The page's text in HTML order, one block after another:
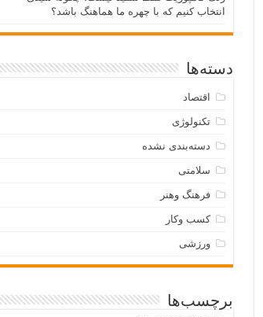
انتخاب کنیم که با چهره ما هماهنگ باشد؟
دسته‌ها
اقتصاد
تکنولوژی
دسته‌بندی نشده
سلامتی
فرهنگ وهنر
کسب وکار
ورزشی
برچسب‌ها